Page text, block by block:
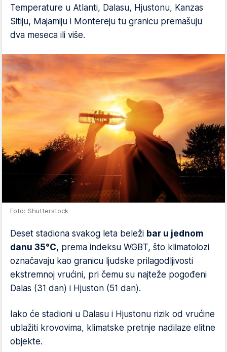
Temperature u Atlanti, Dalasu, Hjustonu, Kanzas
Sitiju, Majamiju i Montereju tu granicu premašuju
dva meseca ili više.
Foto: Shutterstock
Deset stadiona svakog leta beleži bar u jednom
danu 35°C, prema indeksu WGBT, što klimatolozi
označavaju kao granicu ljudske prilagodljivosti
ekstremnoj vrućini, pri čemu su najteže pogođeni
Dalas (31 dan) i Hjuston (51 dan).
Iako će stadioni u Dalasu i Hjustonu rizik od vrućine
ublažiti krovovima, klimatske pretnje nadilaze elitne
objekte.